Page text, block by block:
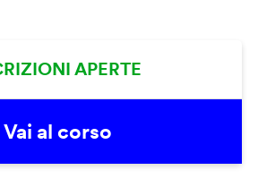
APERTE
Vai al corso